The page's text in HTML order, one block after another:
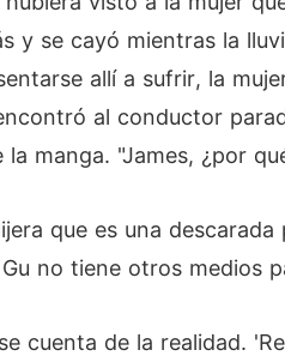
y se cayó mientras la
allí a sufrir, la
al conductor
manga. "James, ¿por
que es una
no tiene otros medios
cuenta de la realidad.